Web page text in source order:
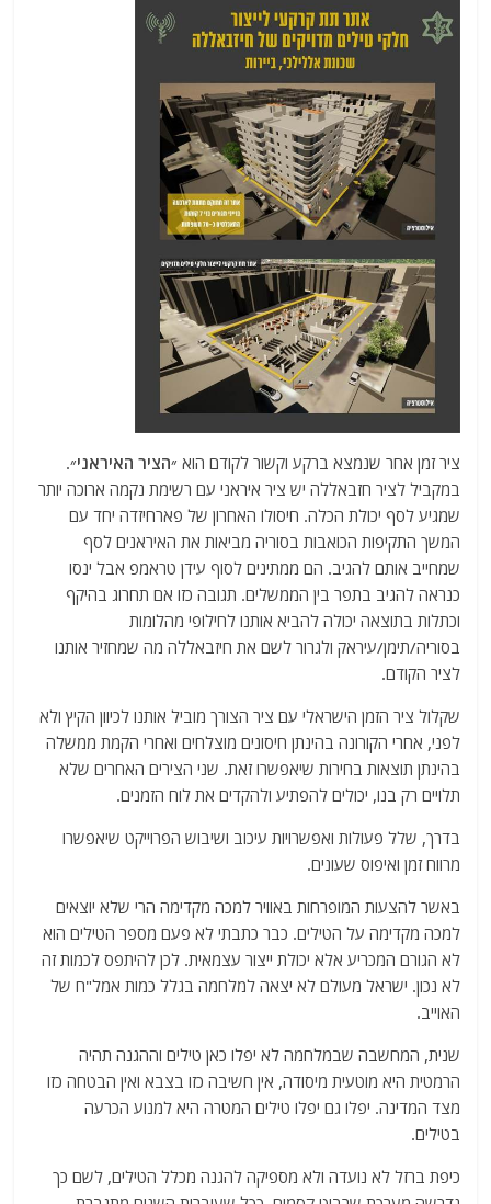
ציר זמן אחר שנמצא ברקע וקשור לקודם הוא ״הציר האיראני״.
במקביל לציר חזבאללה יש ציר איראני עם רשימת נקמה ארוכה יותר
שמגיע לסף יכולת הכלה. חיסולו האחרון של פארחיזדה יחד עם
המשך התקיפות הכואבות בסוריה מביאות את האיראנים לסף
שמחייב אותם להגיב. הם ממתינים לסוף עידן טראמפ אבל ינסו
כנראה להגיב בתפר בין הממשלים. תגובה כזו אם תחרוג בהיקף
וכתלות בתוצאה יכולה להביא אותנו לחילופי מהלומות
בסוריה/תימן/עיראק ולגרור לשם את חיזבאללה מה שמחזיר אותנו
לציר הקודם.
שקלול ציר הזמן הישראלי עם ציר הצורך מוביל אותנו לכיוון הקיץ ולא
לפני, אחרי הקורונה בהינתן חיסונים מוצלחים ואחרי הקמת ממשלה
בהינתן תוצאות בחירות שיאפשרו זאת. שני הצירים האחרים שלא
תלויים רק בנו, יכולים להפתיע ולהקדים את לוח הזמנים.
בדרך, שלל פעולות ואפשרויות עיכוב ושיבוש הפרוייקט שיאפשרו
מרווח זמן ואיפוס שעונים.
באשר להצעות המופרחות באוויר למכה מקדימה הרי שלא יוצאים
למכה מקדימה על הטילים. כבר כתבתי לא פעם מספר הטילים הוא
לא הגורם המכריע אלא יכולת ייצור עצמאית. לכן להיתפס לכמות זה
לא נכון. ישראל מעולם לא יצאה למלחמה בגלל כמות אמל"ח של
האוייב.
שנית, המחשבה שבמלחמה לא יפלו כאן טילים וההגנה תהיה
הרמטית היא מוטעית מיסודה, אין חשיבה כזו בצבא ואין הבטחה כזו
מצד המדינה. יפלו גם יפלו טילים המטרה היא למנוע הכרעה
בטילים.
כיפת ברזל לא נועדה ולא מספיקה להגנה מכלל הטילים, לשם כך